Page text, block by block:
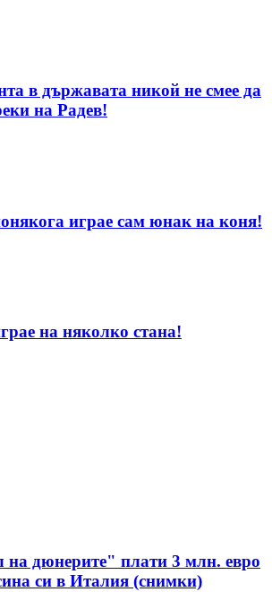
в държавата никой не смее да
на Радев!
играе сам юнак на коня!
на няколко стана!
на дюнерите" плати 3 млн. евро
си в Италия (снимки)